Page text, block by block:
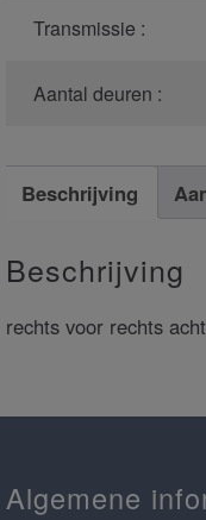
Transmissie :
Aantal deuren :
Beschrijving
Beschrijving
rechts voor rechts
Algemene